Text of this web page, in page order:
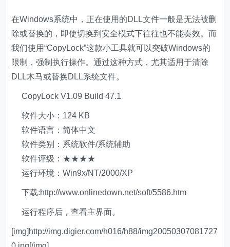
在Windows系统中，正在使用的DLL文件一般是无法被删
除或替换的，即使切换到安全模式下往往也不能奏效。而
我们使用“CopyLock”这款小工具就可以突破Windows的
限制，强制执行操作。通过这种方式，尤其适用于清除
DLL木马或替换DLL系统文件。
CopyLock V1.09 Build 47.1
软件大小：124 KB
软件语言：简体中文
软件类别：系统软件/系统辅助
软件评级：★★★★
运行环境：Win9x/NT/2000/XP
下载:http://www.onlinedown.net/soft/5586.htm
运行程序后，查看主界面。
[img]http://img.digier.com/h016/h88/img20050307081727